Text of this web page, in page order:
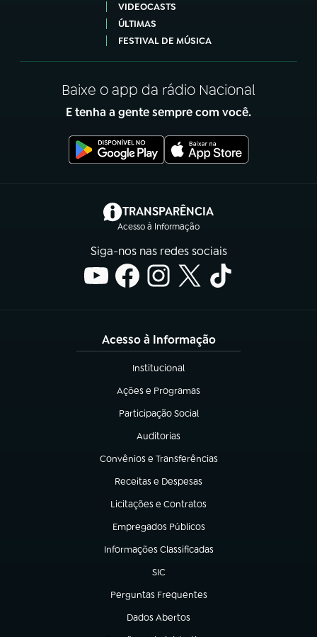
VIDEOCASTS
ÚLTIMAS
FESTIVAL DE MÚSICA
Baixe o app da rádio Nacional
E tenha a gente sempre com você.
TRANSPARÊNCIA
Acesso à Informação
(abre em nova aba)
Siga-nos nas redes sociais
Acesso à Informação
Institucional
(abre em nova aba)
Ações e Programas
(abre em nova aba)
Participação Social
(abre em nova aba)
Auditorias
(abre em nova aba)
Convênios e Transferências
(abre em nova aba)
Receitas e Despesas
(abre em nova aba)
Licitações e Contratos
(abre em nova aba)
Empregados Públicos
(abre em nova aba)
Informações Classificadas
(abre em nova aba)
SIC
(abre em nova aba)
Perguntas Frequentes
(abre em nova aba)
Dados Abertos
(abre em nova aba)